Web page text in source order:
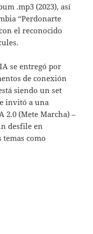
.mp3 (2023), así
“Perdonarte
el reconocido
se entregó por
de conexión
siendo un set
invitó a una
2.0 (Mete Marcha) –
desfile en
temas como